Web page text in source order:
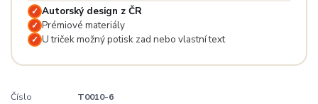
✓ Autorský design z ČR
✓ Prémiové materiály
✓ U triček možný potisk zad nebo vlastní text
Číslo
T0010-6